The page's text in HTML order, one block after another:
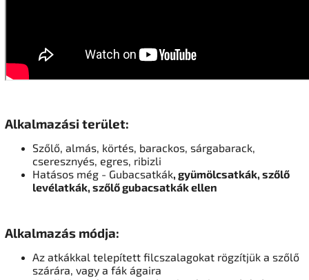
Alkalmazási terület:
Szőlő, almás, körtés, barackos, sárgabarack,
cseresznyés, egres, ribizli
Hatásos még - Gubacsatkák, gyümölcsatkák, szőlő
levélatkák, szőlő gubacsatkák ellen
Alkalmazás módja:
Az atkákkal telepített filcszalagokat rögzítjük a szőlő
szárára, vagy a fák ágaira